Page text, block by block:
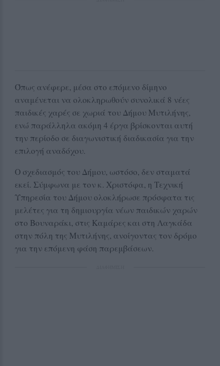
Όπως ανέφερε, μέσα στο επόμενο δίμηνο
αναμένεται να ολοκληρωθούν συνολικά 8 νέες
παιδικές χαρές σε χωριά του Δήμου Μυτιλήνης,
ενώ παράλληλα ακόμη 4 έργα βρίσκονται αυτή
την περίοδο σε διαγωνιστική διαδικασία για την
επιλογή αναδόχου.
Ο σχεδιασμός του Δήμου, ωστόσο, δεν σταματά
εκεί. Σύμφωνα με τον κ. Χριστόφα, η Τεχνική
Υπηρεσία του Δήμου ολοκλήρωσε πρόσφατα τις
μελέτες για τη δημιουργία νέων παιδικών χαρών
στο Βουναράκι, στις Καμάρες και στη Λαγκάδα
στην πόλη της Μυτιλήνης, ανοίγοντας τον δρόμο
για την επόμενη φάση παρεμβάσεων.